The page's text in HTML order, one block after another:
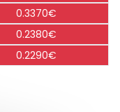
0.3370€
0.2380€
0.2290€